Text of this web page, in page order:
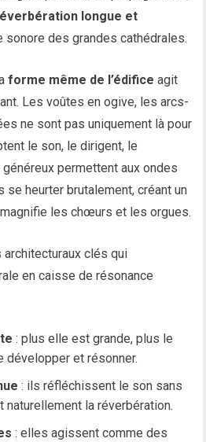
longue et
sonore des grandes cathédrales.
forme même de l’édifice agit
Les voûtes en ogive, les arcs-
ne sont pas uniquement là pour
le son, le dirigent, le
permettent aux ondes
se heurter brutalement, créant un
les chœurs et les orgues.
clés qui
en caisse de résonance
: plus elle est grande, plus le
développer et résonner.
: ils réfléchissent le son sans
naturellement la réverbération.
: elles agissent comme des